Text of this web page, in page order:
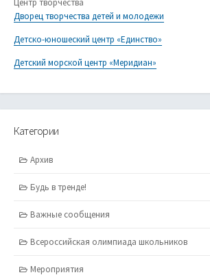
Центр творчества
Дворец творчества детей и молодежи
Детско-юношеский центр «Единство»
Детский морской центр «Меридиан»
Категории
Архив
Будь в тренде!
Важные сообщения
Всероссийская олимпиада школьников
Мероприятия